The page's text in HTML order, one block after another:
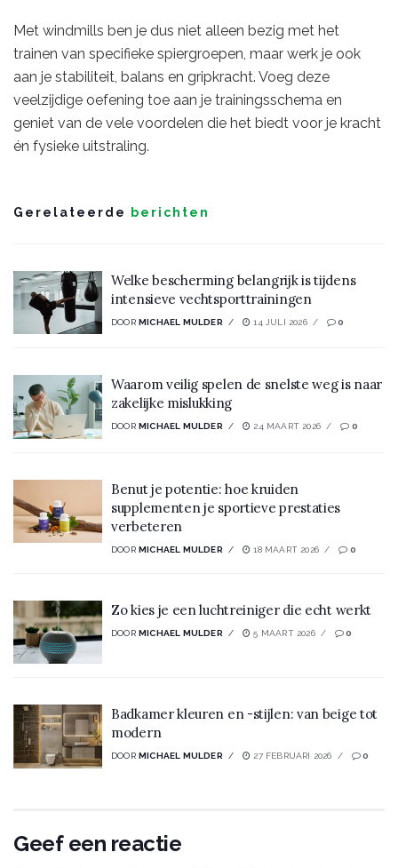
Met windmills ben je dus niet alleen bezig met het
trainen van specifieke spiergroepen, maar werk je ook
aan je stabiliteit, balans en gripkracht. Voeg deze
veelzijdige oefening toe aan je trainingsschema en
geniet van de vele voordelen die het biedt voor je kracht
én fysieke uitstraling.
Gerelateerde berichten
Welke bescherming belangrijk is tijdens
intensieve vechtsporttrainingen
DOOR MICHAEL MULDER 14 JULI 2026 0
Waarom veilig spelen de snelste weg is naar
zakelijke mislukking
DOOR MICHAEL MULDER 24 MAART 2026 0
Benut je potentie: hoe kruiden
supplementen je sportieve prestaties
verbeteren
DOOR MICHAEL MULDER 18 MAART 2026 0
Zo kies je een luchtreiniger die echt werkt
DOOR MICHAEL MULDER 5 MAART 2026 0
Badkamer kleuren en -stijlen: van beige tot
modern
DOOR MICHAEL MULDER 27 FEBRUARI 2026 0
Geef een reactie